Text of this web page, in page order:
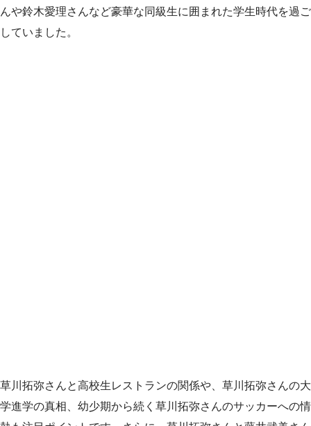
んや鈴木愛理さんなど豪華な同級生に囲まれた学生時代を過ご
していました。
草川拓弥さんと高校生レストランの関係や、草川拓弥さんの大
学進学の真相、幼少期から続く草川拓弥さんのサッカーへの情